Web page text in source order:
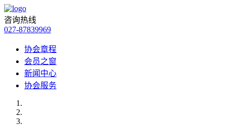
咨询热线
027-87839969
协会章程
会员之窗
新闻中心
协会服务